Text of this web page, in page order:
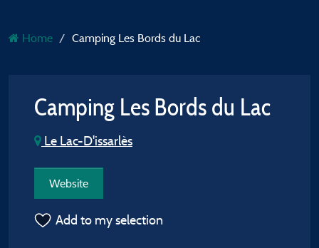
Home Camping Les Bords du Lac
Camping Les Bords du Lac
Le Lac-D'issarlès
Website
Add to my selection